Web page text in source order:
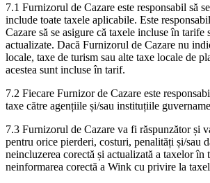
7.1 Furnizorul de Cazare este responsabil să
include toate taxele aplicabile. Este
Cazare să se asigure că taxele incluse în tarife
actualizate. Dacă Furnizorul de Cazare nu
locale, taxe de turism sau alte taxe locale de
acestea sunt incluse în tarif.
7.2 Fiecare Furnizor de Cazare este
taxe către agențiile și/sau instituțiile
7.3 Furnizorul de Cazare va fi răspunzător și
pentru orice pierderi, costuri, penalități și/sau
neincluzerea corectă și actualizată a taxelor în
neinformarea corectă a Wink cu privire la